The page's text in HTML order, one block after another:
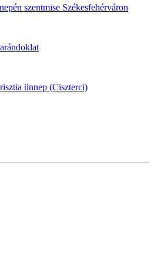
szentmise Székesfehérváron
ünnep (Ciszterci)